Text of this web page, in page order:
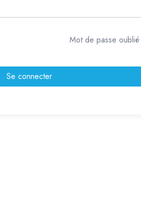
Mot de passe
Se connecter